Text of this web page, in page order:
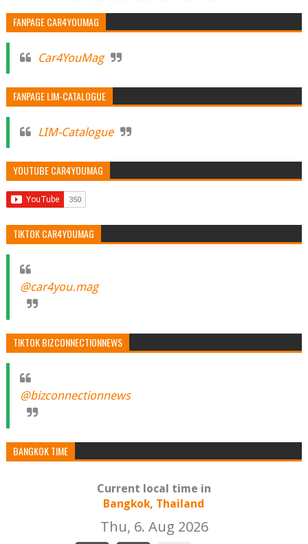
FANPAGE CAR4YOUMAG
Car4YouMag
FANPAGE LIM-CATALOGUE
LIM-Catalogue
YOUTUBE CAR4YOUMAG
TIKTOK CAR4YOUMAG
@car4you.mag
TIKTOK BIZCONNECTIONNEWS
@bizconnectionnews
BANGKOK TIME
Current local time in
Bangkok, Thailand